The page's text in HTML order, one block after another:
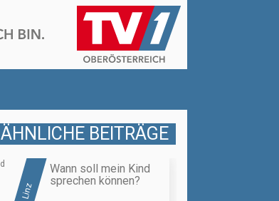
ÄHNLICHE BEITRÄGE
Linz
Wann soll mein Kind
sprechen können?